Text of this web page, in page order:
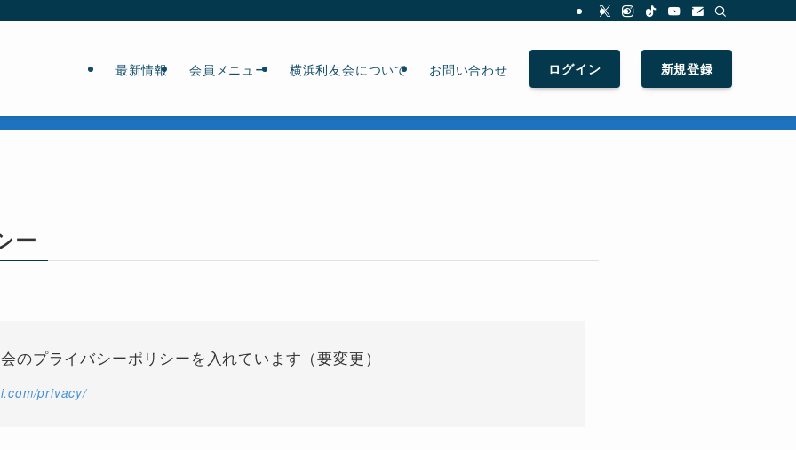
最新情報 会員メニュー 横浜利友会について お問い合わせ ログイン 新規登録
ー
のプライバシーポリシーを入れています（要変更）
privacy/